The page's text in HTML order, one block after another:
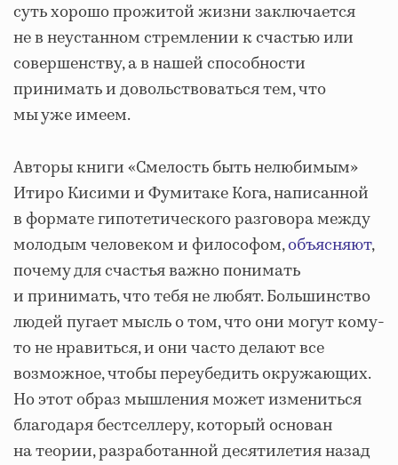
суть хорошо прожитой жизни заключается
не в неустанном стремлении к счастью или
совершенству, а в нашей способности
принимать и довольствоваться тем, что
мы уже имеем.
Авторы книги «Смелость быть нелюбимым»
Итиро Кисими и Фумитаке Кога, написанной
в формате гипотетического разговора между
молодым человеком и философом,объясняют,
почему для счастья важно понимать
и принимать, что тебя не любят. Большинство
людей пугает мысль о том, что они могут кому-
то не нравиться, и они часто делают все
возможное, чтобы переубедить окружающих.
Но этот образ мышления может измениться
благодаря бестселлеру, который основан
на теории, разработанной десятилетия назад